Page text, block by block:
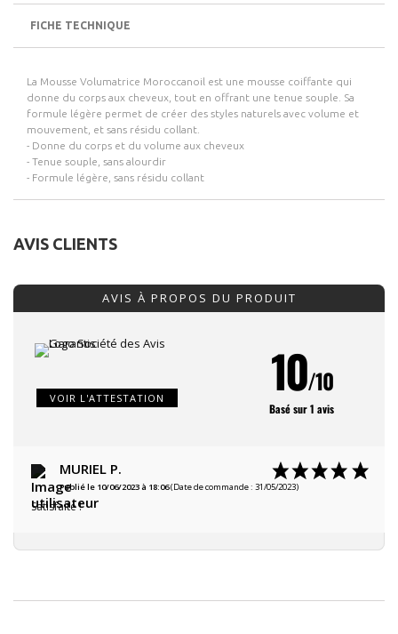
FICHE TECHNIQUE
La Mousse Volumatrice Moroccanoil est une mousse coiffante qui
donne du corps aux cheveux, tout en offrant une tenue souple. Sa
formule légère permet de créer des styles naturels avec volume et
mouvement, et sans résidu collant.
- Donne du corps et du volume aux cheveux
- Tenue souple, sans alourdir
- Formule légère, sans résidu collant
AVIS CLIENTS
AVIS À PROPOS DU PRODUIT
VOIR L'ATTESTATION 10/10
Basé sur 1 avis
MURIEL P.
Publié le 10/06/2023 à 18:06(Date de commande : 31/05/2023)
Satisfaite !